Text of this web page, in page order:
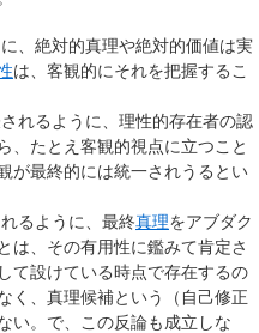
、絶対的真理や絶対的価値は実
は、客観的にそれを把握するこ
れるように、理性的存在者の認
、たとえ客観的視点に立つこと
が最終的には統一されうるとい
るように、最終真理をアブダク
は、その有用性に鑑みて肯定さ
て設けている時点で存在するの
く、真理候補という（自己修正
い。で、この反論も成立しな